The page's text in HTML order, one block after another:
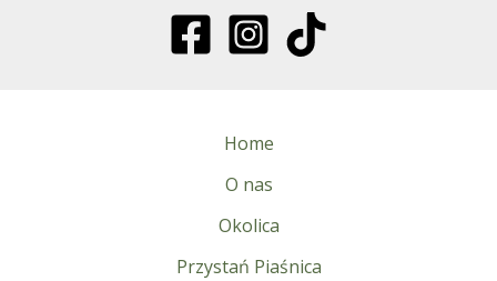
Home
O nas
Okolica
Przystań Piaśnica